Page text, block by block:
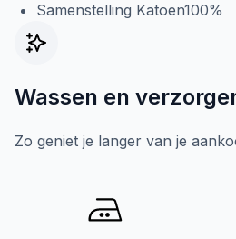
Samenstelling Katoen100%
Wassen en
Zo geniet je langer van je